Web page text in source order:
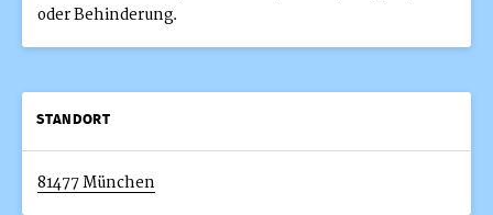
oder Behinderung.
STANDORT
81477 München